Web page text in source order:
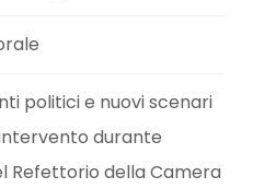
politici e nuovi scenari
durante
Refettorio della Camera